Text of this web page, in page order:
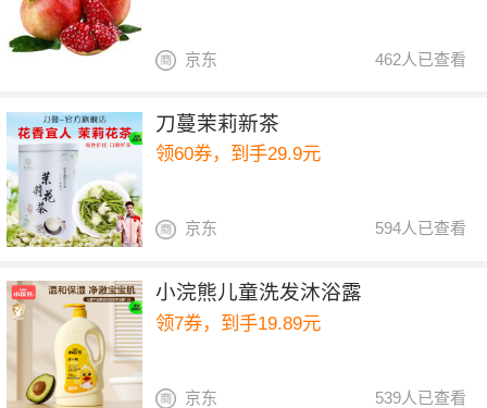
462人已查看
京东
刀蔓茉莉新茶
领60券，到手29.9元
594人已查看
京东
小浣熊儿童洗发沐浴露
领7券，到手19.89元
539人已查看
京东